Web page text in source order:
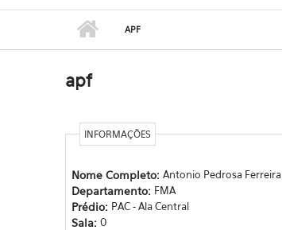
APF
apf
INFORMAÇÕES
Nome Completo: Antonio Pedrosa Ferreira
Departamento: FMA
Prédio: PAC - Ala Central
Sala: 0